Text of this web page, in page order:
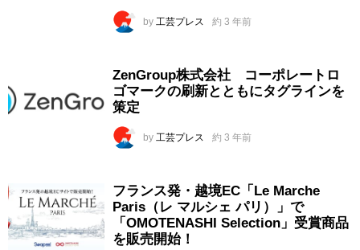
by 工芸プレス 約 3 年前
ZenGroup株式会社 コーポレートロ
ゴマークの刷新とともにタグラインを
策定
by 工芸プレス 約 3 年前
フランス発・越境EC「Le Marche
Paris（レ マルシェ パリ）」で
「OMOTENASHI Selection」受賞商品
を販売開始！